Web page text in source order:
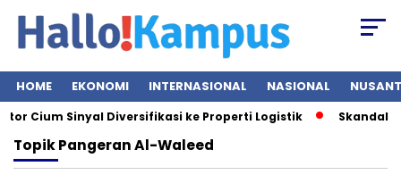
HOME EKONOMI INTERNASIONAL NASIONAL
Cium Sinyal Diversifikasi ke Properti Logistik Skandal
TopikPangeran Al-Waleed